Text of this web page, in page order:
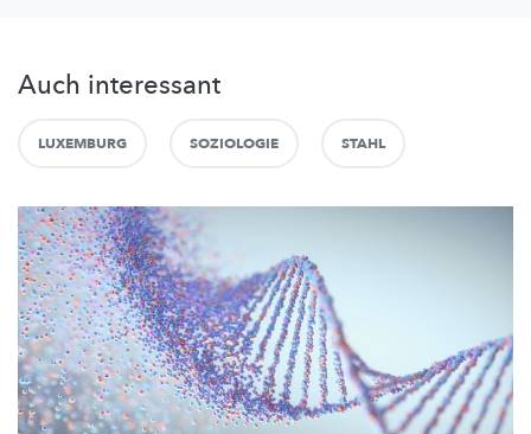
Auch interessant
LUXEMBURG SOZIOLOGIE STAHL